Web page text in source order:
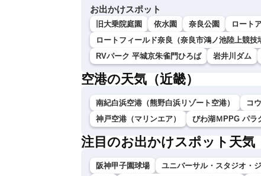
お出かけスポット
旧大乗院庭園 依水園 奈良公園
ロート
ロートフィールド奈良（奈良市鴻ノ池陸上競技
RVパーク 平城京朱雀門ひろば
岩井川ダム
空港の天気（近畿）
南紀白浜空港（熊野白浜リゾート空港） コ
神戸空港（マリンエア）
びわ湖ＭPPG パラ
注目のお出かけスポット天気
阪神甲子園球場 ユニバーサル・スタジオ・